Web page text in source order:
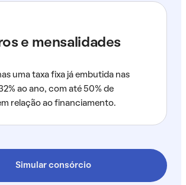
e mensalidades
uma taxa fixa já embutida nas
ao ano, com até 50% de
relação ao financiamento.
Simular consórcio